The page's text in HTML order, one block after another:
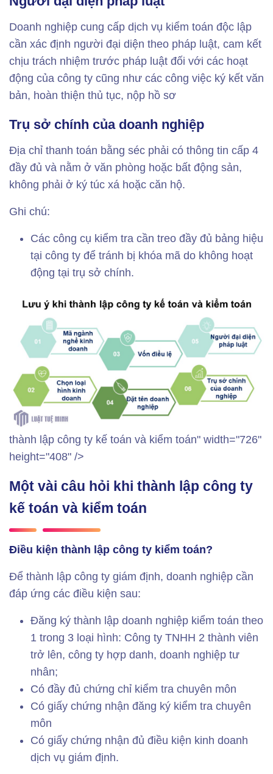
Doanh nghiệp cung cấp dịch vụ kiểm toán độc lập
cần xác định người đại diện theo pháp luật, cam kết
chịu trách nhiệm trước pháp luật đối với các hoạt
động của công ty cũng như các công việc ký kết văn
bản, hoàn thiện thủ tục, nộp hồ sơ
Trụ sở chính của doanh nghiệp
Địa chỉ thanh toán bằng séc phải có thông tin cấp 4
đầy đủ và nằm ở văn phòng hoặc bất động sản,
không phải ở ký túc xá hoặc căn hộ.
Ghi chú:
Các công cụ kiểm tra cần treo đầy đủ bảng hiệu
tại công ty để tránh bị khóa mã do không hoạt
động tại trụ sở chính.
thành lập công ty kế toán và kiểm toán" width="726"
height="408" />
Một vài câu hỏi khi thành lập công ty
kế toán và kiểm toán
Điều kiện thành lập công ty kiểm toán?
Để thành lập công ty giám định, doanh nghiệp cần
đáp ứng các điều kiện sau:
Đăng ký thành lập doanh nghiệp kiểm toán theo
1 trong 3 loại hình: Công ty TNHH 2 thành viên
trở lên, công ty hợp danh, doanh nghiệp tư
nhân;
Có đầy đủ chứng chỉ kiểm tra chuyên môn
Có giấy chứng nhận đăng ký kiểm tra chuyên
môn
Có giấy chứng nhận đủ điều kiện kinh doanh
dịch vụ giám định.